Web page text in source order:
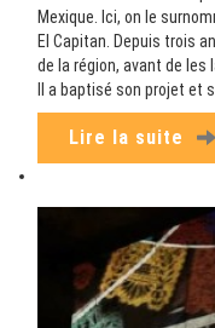
Mexique. Ici, on le
El Capitan. Depuis trois
de la région, avant de les
Il a baptisé son projet et
Lire la suite